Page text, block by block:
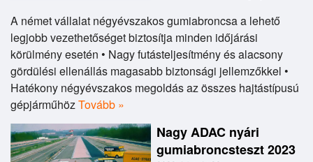
A német vállalat négyévszakos gumiabroncsa a lehető
legjobb vezethetőséget biztosítja minden időjárási
körülmény esetén • Nagy futásteljesítmény és alacsony
gördülési ellenállás magasabb biztonsági jellemzőkkel •
Hatékony négyévszakos megoldás az összes hajtástípusú
gépjárműhöz Tovább »
Nagy ADAC nyári
gumiabroncsteszt 2023